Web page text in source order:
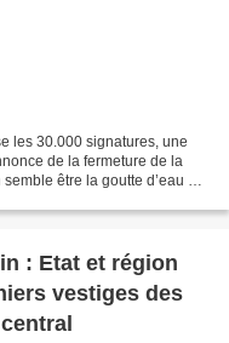
les 30.000 signatures, une
de la fermeture de la
être la goutte d’eau qui
: Etat et région
vestiges des